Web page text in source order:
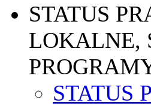
STATUS
LOKALNE,
STATUS